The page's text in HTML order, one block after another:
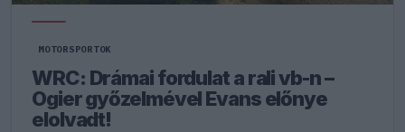
MOTORSPORTOK
WRC: Drámai fordulat a rali vb-n –
Ogier győzelmével Evans előnye
elolvadt!